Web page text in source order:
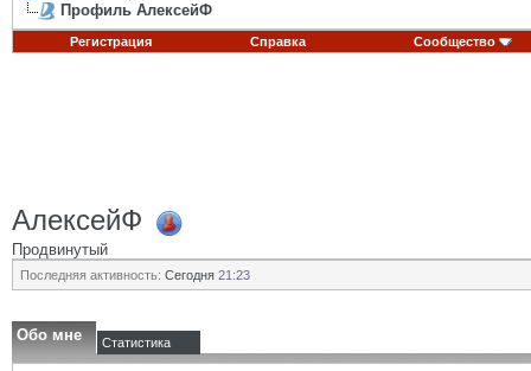
Профиль АлексейФ
Регистрация Справка Сообщество
АлексейФ
Продвинутый
Последняя активность: Сегодня 21:23
Обо мне Статистика